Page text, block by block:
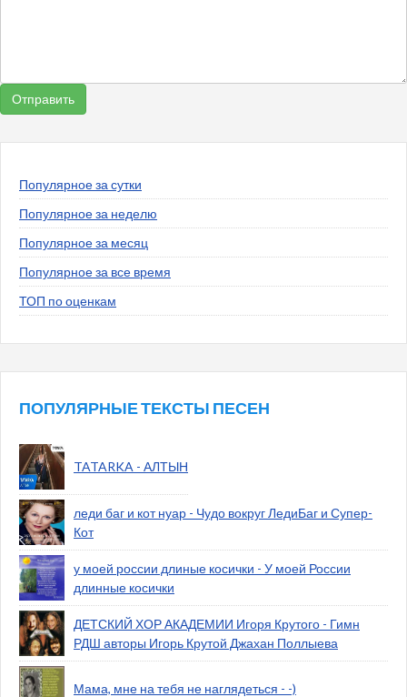
Популярное за сутки
Популярное за неделю
Популярное за месяц
Популярное за все время
ТОП по оценкам
ПОПУЛЯРНЫЕ ТЕКСТЫ ПЕСЕН
TATARKA - АЛТЫН
леди баг и кот нуар - Чудо вокруг ЛедиБаг и Супер-
Кот
у моей россии длиные косички - У моей России
длинные косички
ДЕТСКИЙ ХОР АКАДЕМИИ Игоря Крутого - Гимн
РДШ авторы Игорь Крутой Джахан Поллыева
Мама, мне на тебя не наглядеться - -)